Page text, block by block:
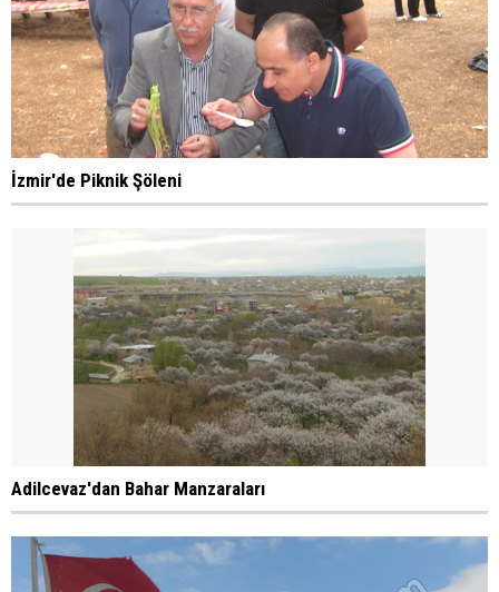
İzmir'de Piknik Şöleni
Adilcevaz'dan Bahar Manzaraları